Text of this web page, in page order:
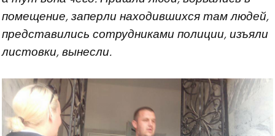
помещение, заперли находившихся там людей,
представились сотрудниками полиции, изъяли
листовки, вынесли.